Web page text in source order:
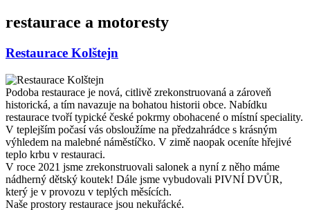
restaurace a motoresty
Restaurace Kolštejn
Podoba restaurace je nová, citlivě zrekonstruovaná a zároveň
historická, a tím navazuje na bohatou historii obce. Nabídku
restaurace tvoří typické české pokrmy obohacené o místní speciality.
V teplejším počasí vás obsloužíme na předzahrádce s krásným
výhledem na malebné náměstíčko. V zimě naopak oceníte hřejivé
teplo krbu v restauraci.
V roce 2021 jsme zrekonstruovali salonek a nyní z něho máme
nádherný dětský koutek! Dále jsme vybudovali PIVNÍ DVŮR,
který je v provozu v teplých měsících.
Naše prostory restaurace jsou nekuřácké.